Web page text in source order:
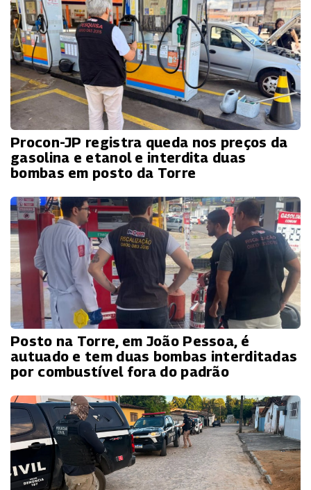
Procon-JP registra queda nos preços da
gasolina e etanol e interdita duas
bombas em posto da Torre
Posto na Torre, em João Pessoa, é
autuado e tem duas bombas interditadas
por combustível fora do padrão